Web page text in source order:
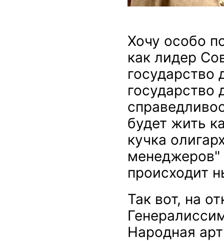
Хочу особо
как лидер
государство
государство
будет жить
кучка
менеджеров"
происходит
Так вот, на
Народная